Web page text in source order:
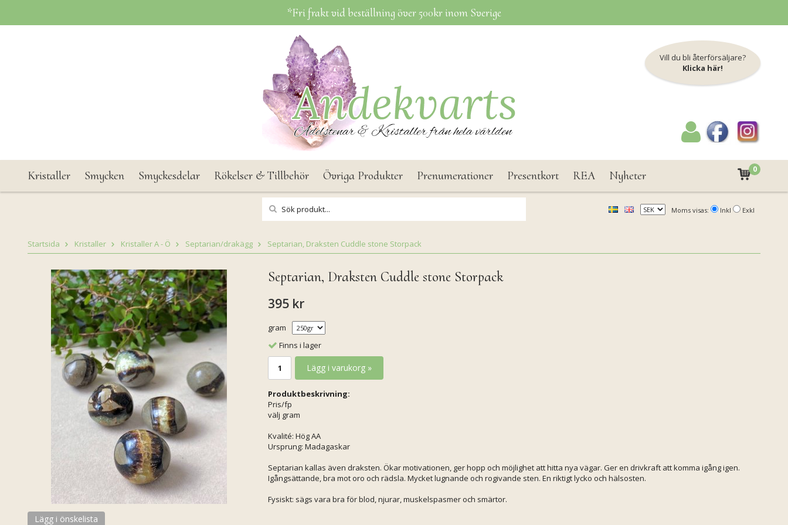
*Fri frakt vid beställning över 500kr inom Sverige
Vill du bli återförsäljare?
Klicka här!
Kristaller Smycken Smyckesdelar Rökelser & Tillbehör Övriga Produkter Prenumerationer Presentkort REA Nyheter 0
Moms visas: Inkl Exkl
Startsida Kristaller Kristaller A - Ö Septarian/drakägg Septarian, Draksten Cuddle stone Storpack
Lägg i önskelista
Septarian, Draksten Cuddle stone Storpack
395 kr
gram
Finns i lager
Lägg i varukorg »
Produktbeskrivning:
Pris/fp
välj gram
Kvalité: Hög AA
Ursprung: Madagaskar
Septarian kallas även draksten. Ökar motivationen, ger hopp och möjlighet att hitta nya vägar. Ger en drivkraft att komma igång igen.
Igångsättande, bra mot oro och rädsla. Mycket lugnande och rogivande sten. En riktigt lycko och hälsosten.
Fysiskt: sägs vara bra för blod, njurar, muskelspasmer och smärtor.